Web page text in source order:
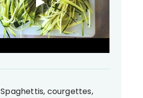
Spaghettis, courgettes,